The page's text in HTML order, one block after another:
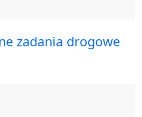
zadania drogowe